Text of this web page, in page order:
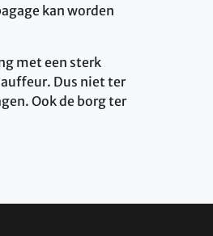
kan worden
met een sterk
Dus niet ter
Ook de borg ter